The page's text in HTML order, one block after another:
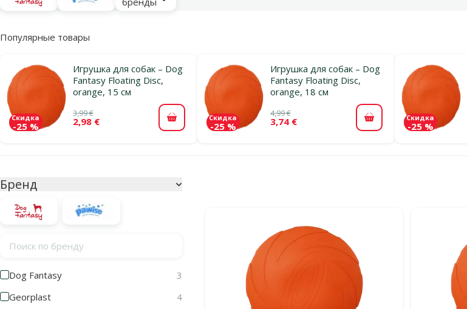
Популярные товары
Игрушка для собак – Dog
Fantasy Floating Disc,
orange, 15 см
3,99 €
2,98 €
Скидка
-25 % В корзину
Игрушка для собак – Dog
Fantasy Floating Disc,
orange, 18 см
4,99 €
3,74 €
Скидка
-25 % В корзинуСкидка
-25 %
Бренд
Поиск по бренду
Dog Fantasy
3
Georplast
4